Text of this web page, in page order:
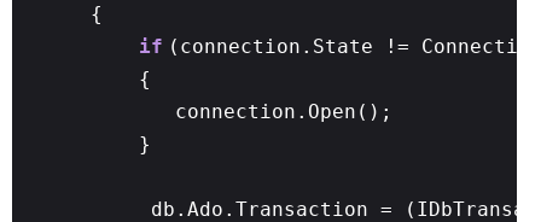
{
if (connection.State !=
{
connection.Open();
}
db.Ado.Transaction =